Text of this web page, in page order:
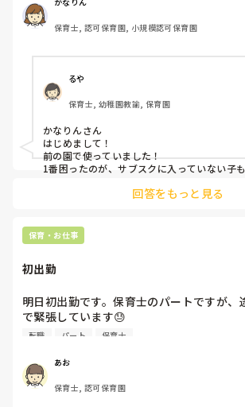
保育士, 認可保育園, 小規模認可保育園
るや
保育士, 幼稚園教諭, 保育園
かなりんさん
はじめまして！
前の園で使っていました！
1番困ったのが、サブスクに入っていない子
るので)この子はサブスク、この子はロッカー
回答をもっと見る
保育・お仕事
初出勤
明日初出勤です。保育士のパートですが、
で緊張しています😓
子どもの前で自己紹介とかあったりするん
転職 パート 保育士
あお
保育士, 認可保育園